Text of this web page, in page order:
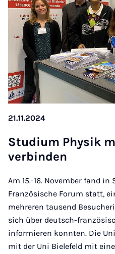
21.11.2024
Stu­di­um Phy­sik
ver­bin­den
Am 15.-16. November fand
Französische Forum statt,
mehreren tausend
sich über deutsch-
informieren konnten. Die
mit der Uni Bielefeld mit